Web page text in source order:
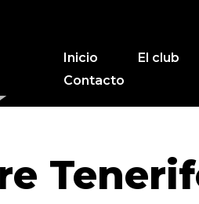
Inicio El club
Contacto